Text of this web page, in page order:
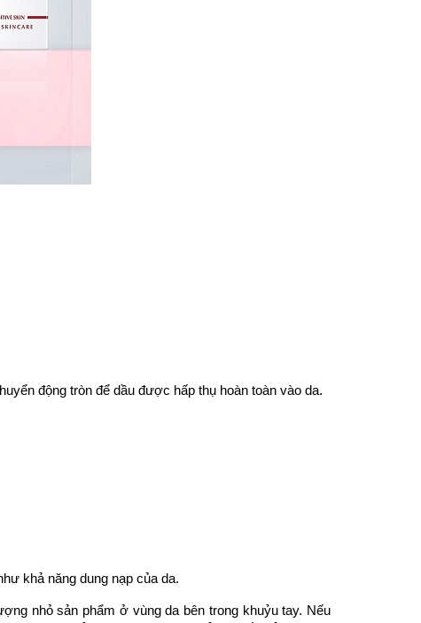
động tròn để dầu được hấp thụ hoàn toàn vào da.
khả năng dung nạp của da.
nhỏ sản phẩm ở vùng da bên trong khuỷu tay. Nếu